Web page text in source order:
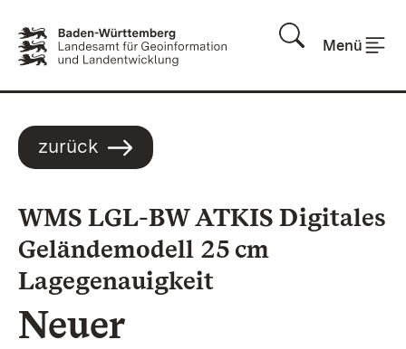
Menü
zurück
WMS LGL-BW ATKIS Digitales
Geländemodell 25 cm
Lagegenauigkeit
Neuer